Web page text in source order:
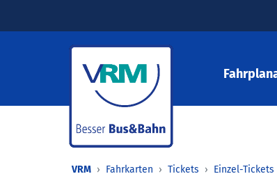
VRM Fahrkarten Tickets Einzel-Tickets